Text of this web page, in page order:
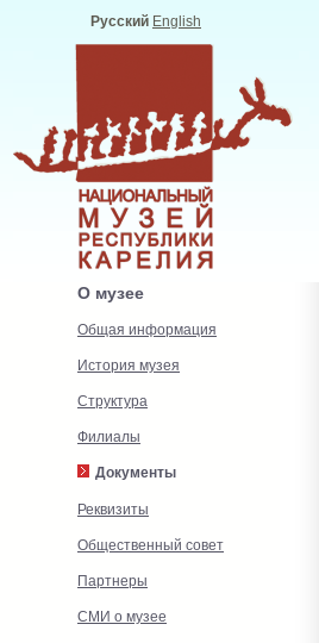
Русский English
О музее
Общая информация
История музея
Структура
Филиалы
Документы
Реквизиты
Общественный совет
Партнеры
СМИ о музее